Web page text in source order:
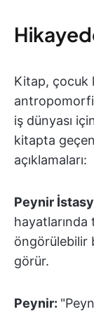
Kitap, çocuk
iş dünyası
kitapta
açıklamaları:
Peynir
hayatlarında
öngörülebilir
görür.
Peynir: